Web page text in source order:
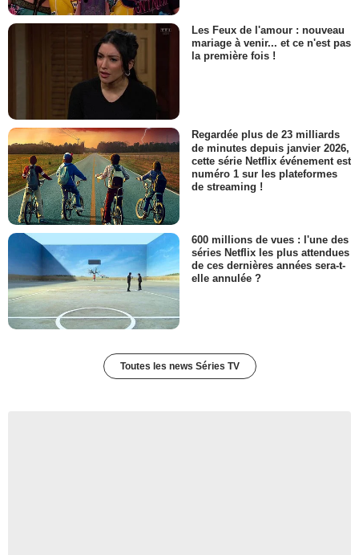
Les Feux de l'amour : nouveau
mariage à venir... et ce n'est pas
la première fois !
Regardée plus de 23 milliards
de minutes depuis janvier 2026,
cette série Netflix événement est
numéro 1 sur les plateformes
de streaming !
600 millions de vues : l'une des
séries Netflix les plus attendues
de ces dernières années sera-t-
elle annulée ?
Toutes les news Séries TV